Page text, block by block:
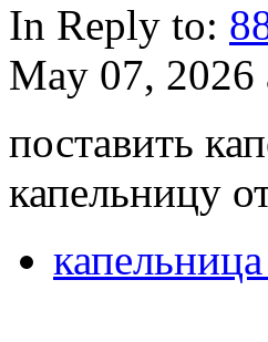
In Reply to:
May 07, 2026
поставить
капельницу